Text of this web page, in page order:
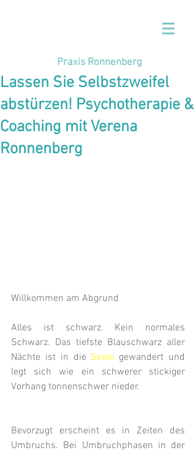
Praxis Ronnenberg
Lassen Sie Selbstzweifel
abstürzen! Psychotherapie &
Coaching mit Verena
Ronnenberg
Willkommen am Abgrund
Alles ist schwarz. Kein normales
Schwarz. Das tiefste Blauschwarz aller
Nächte ist in die Seele gewandert und
legt sich wie ein schwerer stickiger
Vorhang tonnenschwer nieder.
Bevorzugt erscheint es in Zeiten des